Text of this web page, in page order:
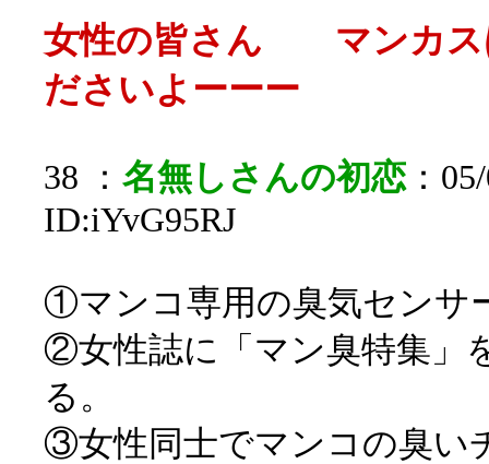
女性の皆さん マンカス
ださいよーーー
38 ： 名無しさんの初恋：
ID:iYvG95RJ
①マンコ専用の臭気センサ
②女性誌に「マン臭特集」
る。
③女性同士でマンコの臭い